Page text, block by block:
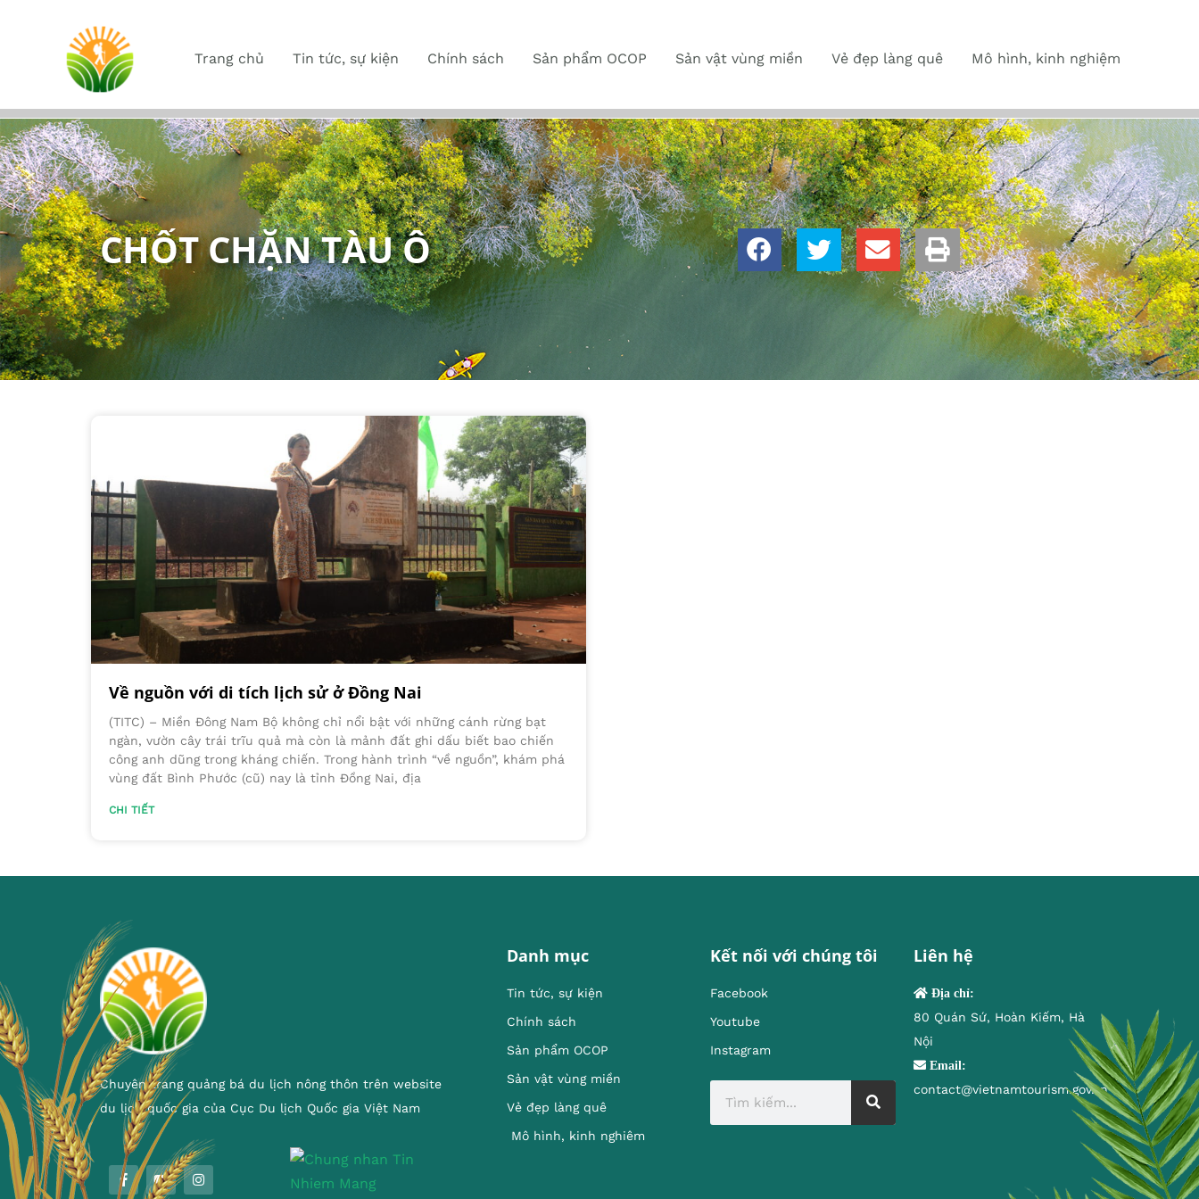
Trang chủ Tin tức, sự kiện Chính sách Sản phẩm OCOP Sản vật vùng miền Vẻ đẹp làng quê Mô hình, kinh nghiệm
CHỐT CHẶN TÀU Ô
Về nguồn với di tích lịch sử ở Đồng Nai
(TITC) – Miền Đông Nam Bộ không chỉ nổi bật với những cánh rừng bạt
ngàn, vườn cây trái trĩu quả mà còn là mảnh đất ghi dấu biết bao chiến
công anh dũng trong kháng chiến. Trong hành trình “về nguồn”, khám phá
vùng đất Bình Phước (cũ) nay là tỉnh Đồng Nai, địa
CHI TIẾT
Chuyên trang quảng bá du lịch nông thôn trên website
du lịch quốc gia của Cục Du lịch Quốc gia Việt Nam
Danh mục
Tin tức, sự kiện
Chính sách
Sản phẩm OCOP
Sản vật vùng miền
Vẻ đẹp làng quê
Mô hình, kinh nghiêm
Kết nối với chúng tôi
Facebook
Youtube
Instagram
Liên hệ
Địa chỉ:
80 Quán Sứ, Hoàn Kiếm, Hà
Nội
Email:
contact@vietnamtourism.gov.vn